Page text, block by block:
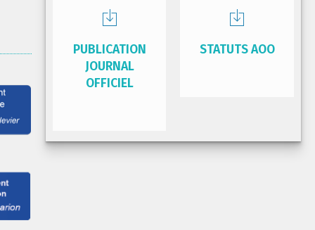
PUBLICATION
JOURNAL
OFFICIEL
STATUTS AOO